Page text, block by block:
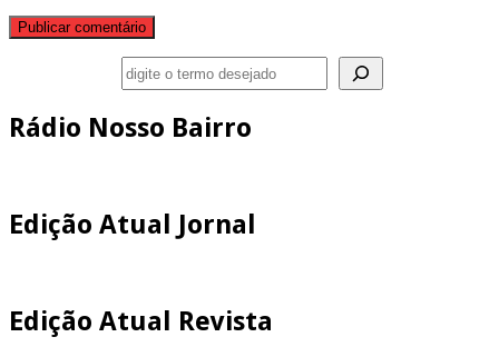
Rádio Nosso Bairro
Edição Atual Jornal
Edição Atual Revista